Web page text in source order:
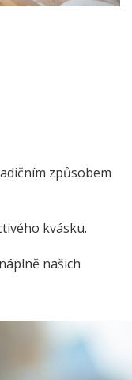
způsobem
kvásku.
našich